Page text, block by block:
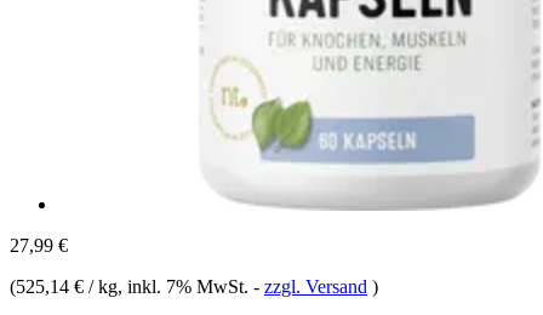
27,99 €
(525,14 € / kg, inkl. 7% MwSt. - zzgl. Versand )